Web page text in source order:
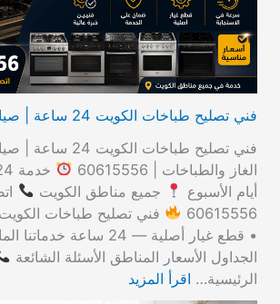
فني تصليح طباخات الكويت 24 ساعة | صيانة أفران الغاز
فني تصليح طباخات
الغاز والطباخات | 60615556
أيام الأسبوع
جميع مناطق الكويت
60615556
فني تصليح طباخات
• قطع غيار أصلية — 24 ساعة
الجداول الأسعار المناطق الأسئلة الشائعة
الرئيسية… اقرأ المزيد